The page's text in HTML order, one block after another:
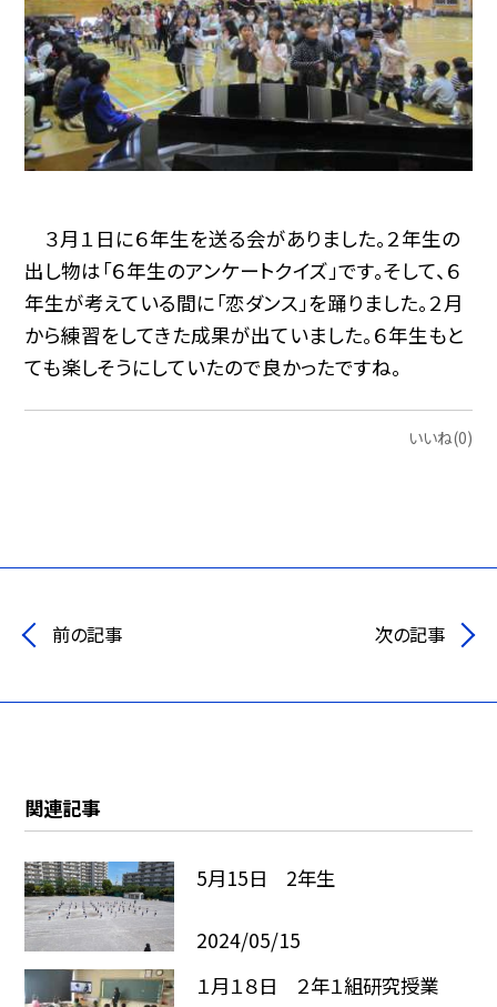
３月１日に６年生を送る会がありました。２年生の
出し物は「６年生のアンケートクイズ」です。そして、６
年生が考えている間に「恋ダンス」を踊りました。２月
から練習をしてきた成果が出ていました。６年生もと
ても楽しそうにしていたので良かったですね。
いいね(0)
前の記事 次の記事
関連記事
5月15日 2年生
2024/05/15
１月１８日 ２年１組研究授業